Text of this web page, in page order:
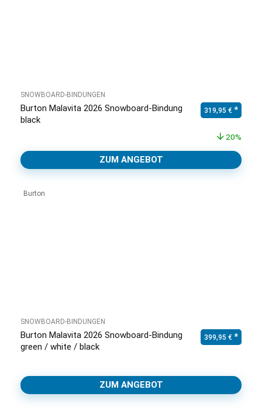
SNOWBOARD-BINDUNGEN
Burton Malavita 2026 Snowboard-Bindung
black
Ursprünglicher
319,95 €
20%
ZUM ANGEBOT
Burton
SNOWBOARD-BINDUNGEN
Burton Malavita 2026 Snowboard-Bindung
green / white / black
399,95 €
ZUM ANGEBOT